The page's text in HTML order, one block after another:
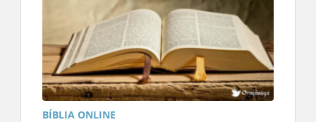
BÍBLIA ONLINE